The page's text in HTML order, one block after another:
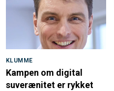
KLUMME
Kampen om digital
suverænitet er rykket